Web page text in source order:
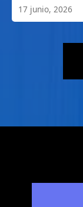
familiar
y
17 junio, 2026